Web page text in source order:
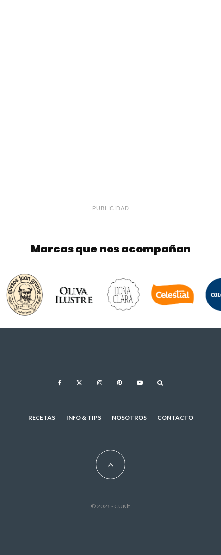
PUBLICIDAD
Marcas que nos acompañan
RECETAS INFO & TIPS NOSOTROS CONTACTO
© 2026 - CUKit